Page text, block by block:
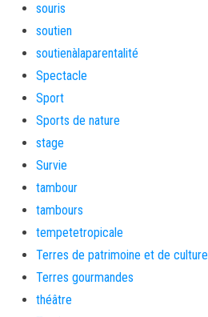
souris
soutien
soutienàlaparentalité
Spectacle
Sport
Sports de nature
stage
Survie
tambour
tambours
tempetetropicale
Terres de patrimoine et de culture
Terres gourmandes
théâtre